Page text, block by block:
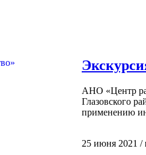
АНО «Центр
Глазовского
применению
25 июня 2021 /